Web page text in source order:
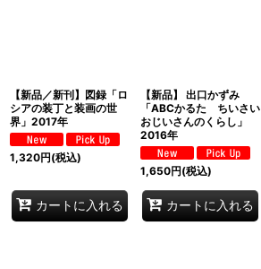
【新品／新刊】図録「ロ
シアの装丁と装画の世
界」2017年
1,320円(税込)
カートに入れる
【新品】 出口かずみ
「ABCかるた ちいさい
おじいさんのくらし」
2016年
1,650円(税込)
カートに入れる